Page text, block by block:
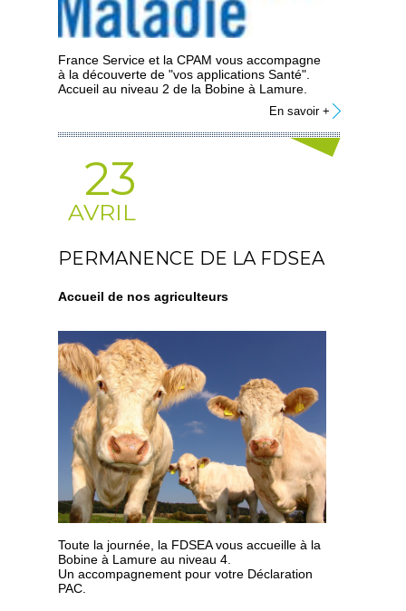
France Service et la CPAM vous accompagne
à la découverte de "vos applications Santé".
Accueil au niveau 2 de la Bobine à Lamure.
En savoir +
23
AVRIL
PERMANENCE DE LA FDSEA
Accueil de nos agriculteurs
Toute la journée, la FDSEA vous accueille à la
Bobine à Lamure au niveau 4.
Un accompagnement pour votre Déclaration
PAC.